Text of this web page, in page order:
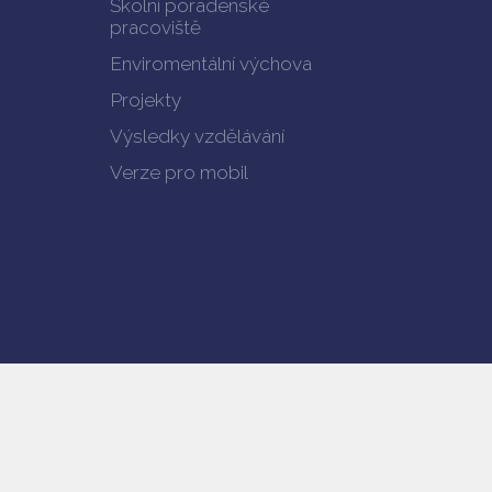
Školní poradenské
pracoviště
Enviromentální výchova
Projekty
Výsledky vzdělávání
Verze pro mobil